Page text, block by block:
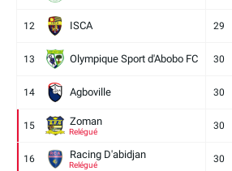
12 ISCA 29
13 Olympique Sport d'Abobo FC 30
14 Agboville 30
15 Zoman
Relégué
30
16 Racing D'abidjan
Relégué
30